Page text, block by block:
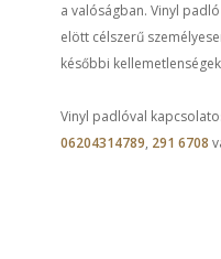
a valóságban. Vinyl
elött célszerű
későbbi
Vinyl padlóval
06204314789, 291 6708